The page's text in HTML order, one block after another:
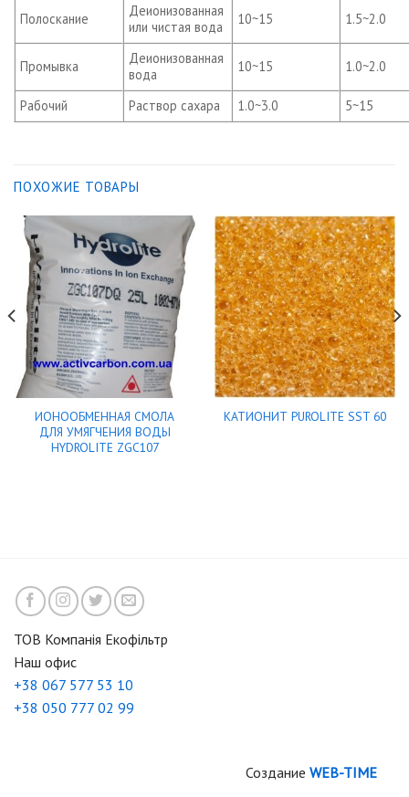
Полоскание
Деионизованная
или чистая вода
10~15 1.5~2.0
Промывка
Деионизованная
вода
10~15 1.0~2.0
Рабочий Раствор сахара 1.0~3.0 5~15
ПОХОЖИЕ ТОВАРЫ
ИОНООБМЕННАЯ СМОЛА
ДЛЯ УМЯГЧЕНИЯ ВОДЫ
HYDROLITE ZGC107
КАТИОНИТ PUROLITE SST 60
ТОВ Компанія Екофільтр
Наш офис
+38 067 577 53 10
+38 050 777 02 99
Создание WEB-TIME